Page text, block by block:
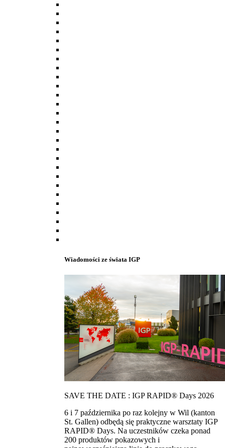
Wiadomości ze świata IGP
SAVE THE DATE : IGP RAPID® Days 2026
6 i 7 października po raz kolejny w Wil (kanton
St. Gallen) odbędą się praktyczne warsztaty IGP
RAPID® Days. Na uczestników czeka ponad
200 produktów pokazowych i